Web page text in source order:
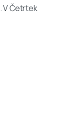
V Četrtek